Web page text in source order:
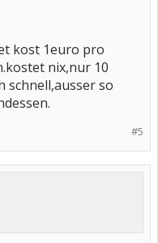
kost 1euro pro
nix,nur 10
schnell,ausser so
#5